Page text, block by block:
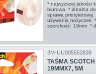
* najwyższej jakości
biurowa * idealna
sprawą priorytetową
używania nożyczek
szerokość: 19mm *
3M-UU005552839
TAŚMA
19MMX7, 5M